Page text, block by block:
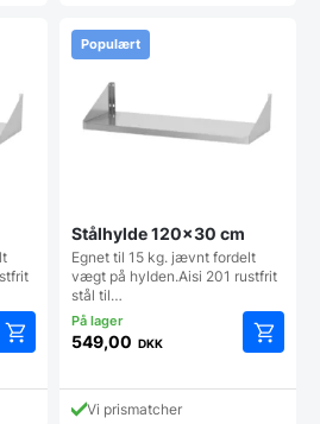
Mulighederne
på
på
Populært
Stålhylde 120×30 cm
Egnet til 15 kg. jævnt fordelt
vægt på hylden.Aisi 201 rustfrit
stål til…
549,00 DKK
Vi prismatcher